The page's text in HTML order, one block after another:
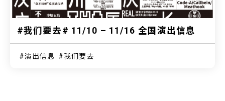
#我们要去# 11/10 – 11/16 全国演出信息
演出信息 我们要去